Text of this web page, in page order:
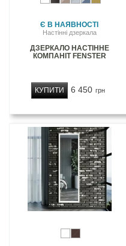
Є В НАЯВНОСТІ
Настінні дзеркала
ДЗЕРКАЛО НАСТІННЕ
КОМПАНІТ FENSTER
6 450 грн
КУПИТИ